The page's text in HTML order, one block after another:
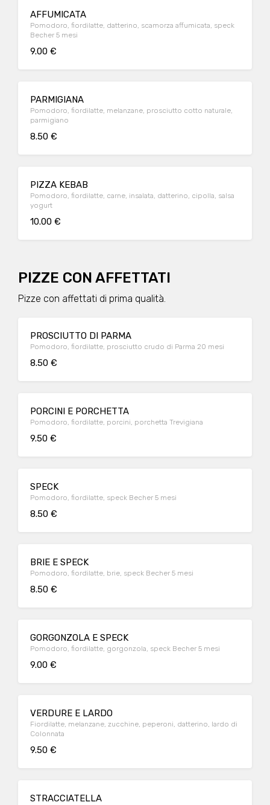
AFFUMICATA
Pomodoro, fiordilatte, datterino, scamorza affumicata, speck
Becher 5 mesi
9.00 €
PARMIGIANA
Pomodoro, fiordilatte, melanzane, prosciutto cotto naturale,
parmigiano
8.50 €
PIZZA KEBAB
Pomodoro, fiordilatte, carne, insalata, datterino, cipolla, salsa
yogurt
10.00 €
PIZZE CON AFFETTATI
Pizze con affettati di prima qualità.
PROSCIUTTO DI PARMA
Pomodoro, fiordilatte, prosciutto crudo di Parma 20 mesi
8.50 €
PORCINI E PORCHETTA
Pomodoro, fiordilatte, porcini, porchetta Trevigiana
9.50 €
SPECK
Pomodoro, fiordilatte, speck Becher 5 mesi
8.50 €
BRIE E SPECK
Pomodoro, fiordilatte, brie, speck Becher 5 mesi
8.50 €
GORGONZOLA E SPECK
Pomodoro, fiordilatte, gorgonzola, speck Becher 5 mesi
9.00 €
VERDURE E LARDO
Fiordilatte, melanzane, zucchine, peperoni, datterino, lardo di
Colonnata
9.50 €
STRACCIATELLA